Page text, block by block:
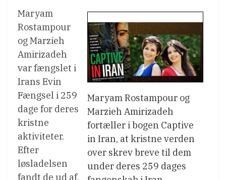
Maryam Rostampour og
Marzieh Amirizadeh
fortæller i bogen Captive
in Iran, at kristne verden
over skrev breve til dem
under deres 259 dages
Maryam
Rostampour
og Marzieh
Amirizadeh
var fængslet i
Irans Evin
Fængsel i 259
dage for deres
kristne
aktiviteter.
Efter
løsladelsen
fandt de ud af,